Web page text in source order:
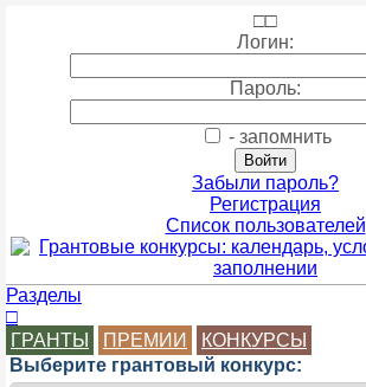
□□
Логин:
Пароль:
- запомнить
Забыли пароль?
Регистрация
Список пользователей
Разделы
□
ГРАНТЫ
ПРЕМИИ
КОНКУРСЫ
Выберите грантовый конкурс: